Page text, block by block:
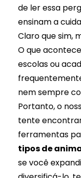
de ler essa
ensinam a
Claro que sim,
O que
escolas ou
nem sempre
Portanto, o
tente
ferramentas
tipos de
se você